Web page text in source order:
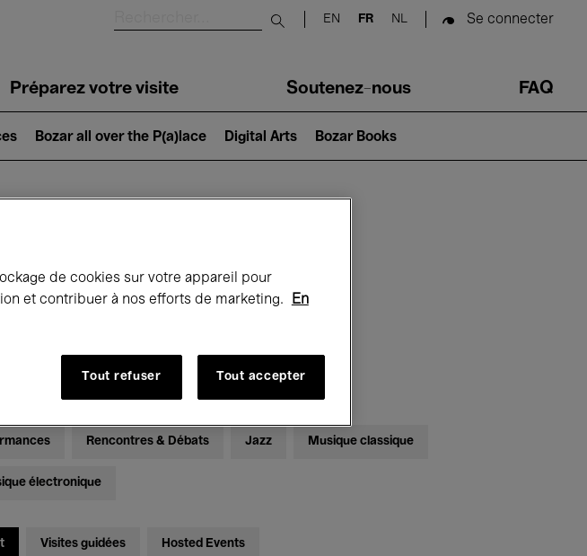
Submit search
EN FR NL Se connecter
Préparez votre visite Soutenez-nous FAQ
Bozar all over the P(a)lace Digital Arts Bozar Books
à Bozar
Rencontres & Débats Jazz Musique classique
électronique
Visites guidées Hosted Events
de cookies sur votre appareil pour
et contribuer à nos efforts de marketing.
En
Tout refuser Tout accepter